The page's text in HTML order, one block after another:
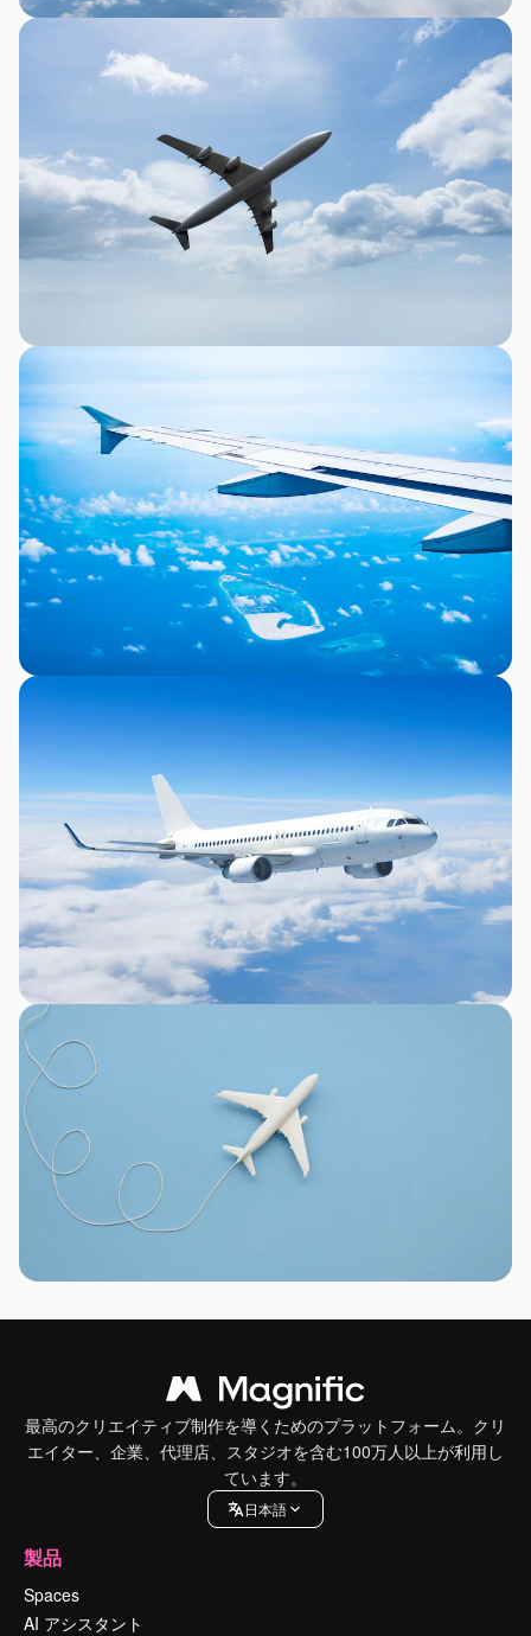
最高のクリエイティブ制作を導くためのプラットフォーム。クリ
エイター、企業、代理店、スタジオを含む100万人以上が利用し
ています。
日本語
製品
Spaces
AI アシスタント